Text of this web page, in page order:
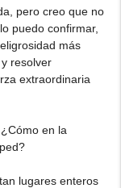
pero creo que no
puedo confirmar,
más
resolver
extraordinaria
en la
lugares enteros